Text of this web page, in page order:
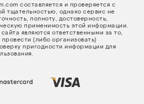
составляется и проверяется с
тщательностью, однако сервис не
полноту, достоверность,
применимость этой информации.
являются ответственными за то,
(либо организовать)
пригодности информации для